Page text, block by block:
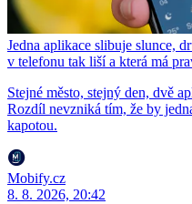
Jedna aplikace slibuje slunce,
v telefonu tak liší a která má
Stejné město, stejný den, dvě
Rozdíl nevzniká tím, že by
kapotou.
Mobify.cz
8. 8. 2026, 20:42